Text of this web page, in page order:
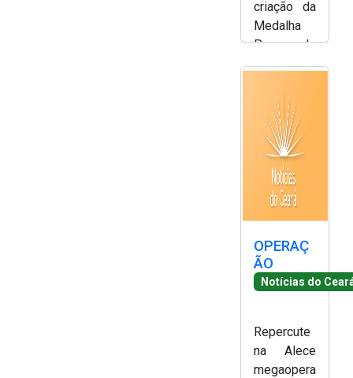
criação da
Medalha
Paes de
Andrade -
Silva
OPERAÇ
ÃO
Notícias do
Repercute
na Alece
megaopera